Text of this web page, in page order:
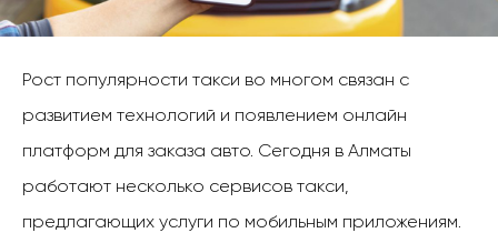
Рост популярности такси во многом связан с
развитием технологий и появлением онлайн
платформ для заказа авто. Сегодня в Алматы
работают несколько сервисов такси,
предлагающих услуги по мобильным приложениям.